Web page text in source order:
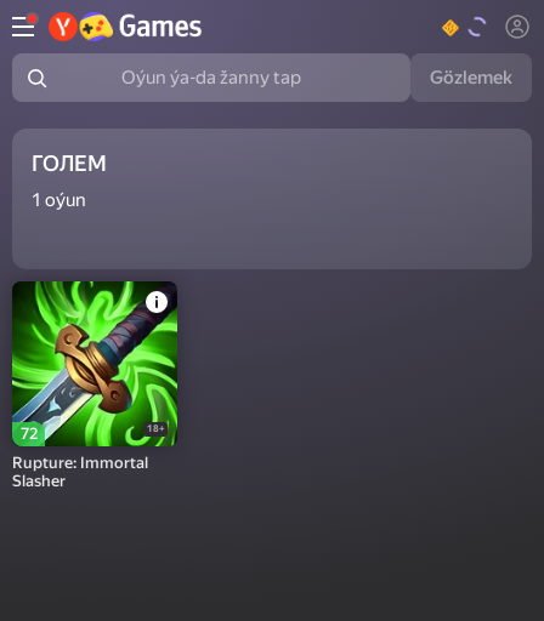
Oýun ýa-da žanny tap Gözlemek
ГОЛЕМ
1 oýun
72 18+
Rupture: Immortal
Slasher